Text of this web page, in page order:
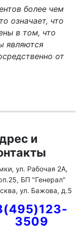
более чем
означает, что
в том, что
являются
от
и
ул. Рабочая 2А,
БП "Генерал"
ул. Бажова, д.5
3509